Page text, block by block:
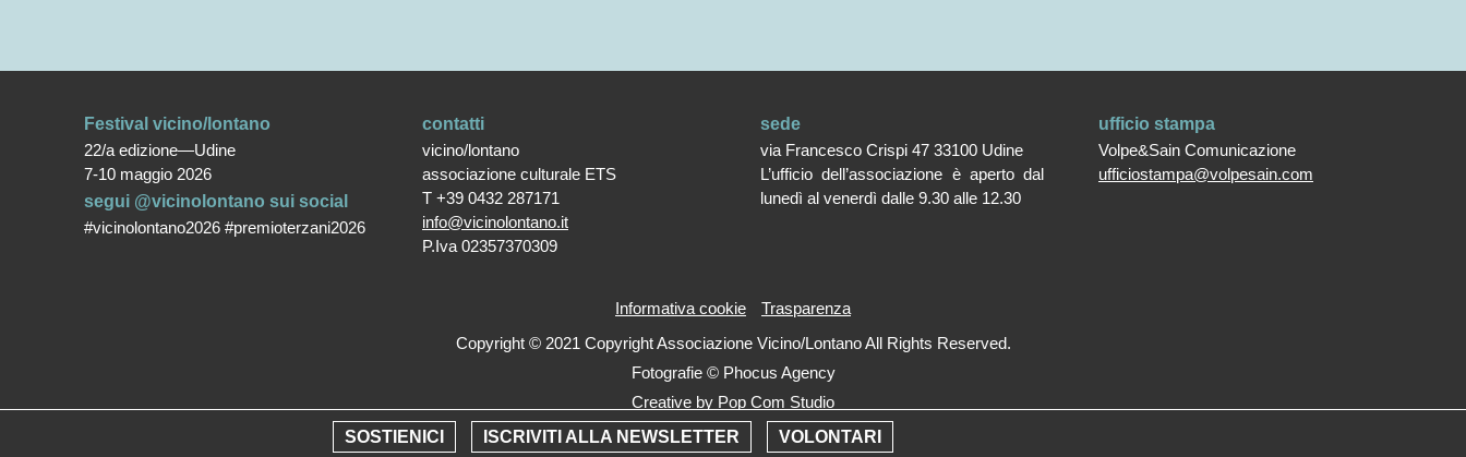
SOSTIENICI ISCRIVITI ALLA NEWSLETTER VOLONTARI
Festival vicino/lontano
22/a edizione—Udine
7-10 maggio 2026
segui @vicinolontano sui social
#vicinolontano2026 #premioterzani2026
contatti
vicino/lontano
associazione culturale ETS
T +39 0432 287171
info@vicinolontano.it
P.Iva 02357370309
sede
via Francesco Crispi 47 33100 Udine
L’ufficio dell’associazione è aperto dal
lunedì al venerdì dalle 9.30 alle 12.30
ufficio stampa
Volpe&Sain Comunicazione
ufficiostampa@volpesain.com
Informativa cookie
Trasparenza
Copyright © 2021 Copyright Associazione Vicino/Lontano All Rights Reserved.
Fotografie © Phocus Agency
Creative by Pop Com Studio